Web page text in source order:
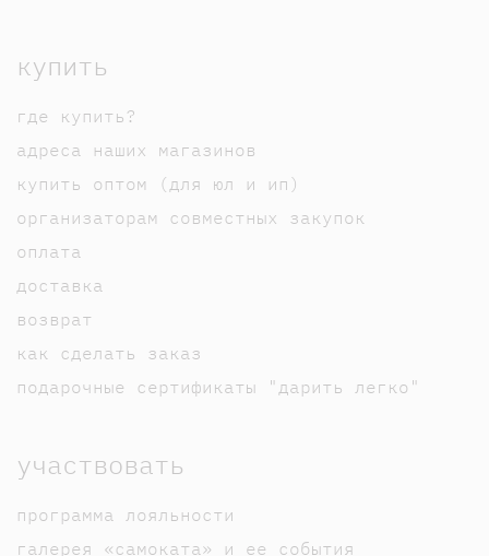
купить
где купить?
адреса наших магазинов
купить оптом (для юл и ип)
организаторам совместных закупок
оплата
доставка
возврат
как сделать заказ
подарочные сертификаты "дарить легко"
участвовать
программа лояльности
галерея «самоката» и ее события